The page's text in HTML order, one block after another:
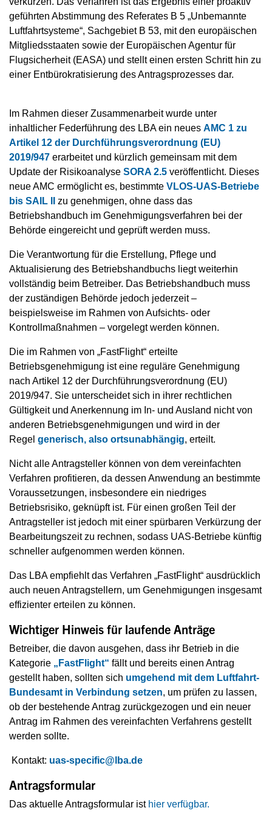
geführten Abstimmung des Referates B 5 „Unbemannte
Luftfahrtsysteme“, Sachgebiet B 53, mit den europäischen
Mitgliedsstaaten sowie der Europäischen Agentur für
Flugsicherheit (EASA) und stellt einen ersten Schritt hin zu
einer Entbürokratisierung des Antragsprozesses dar.
Im Rahmen dieser Zusammenarbeit wurde unter
inhaltlicher Federführung des LBA ein neues AMC 1 zu
Artikel 12 der Durchführungsverordnung (EU)
2019/947 erarbeitet und kürzlich gemeinsam mit dem
Update der Risikoanalyse SORA 2.5 veröffentlicht. Dieses
neue AMC ermöglicht es, bestimmte VLOS-UAS-Betriebe
bis SAIL II
zu genehmigen, ohne dass das
Betriebshandbuch im Genehmigungsverfahren bei der
Behörde eingereicht und geprüft werden muss.
Die Verantwortung für die Erstellung, Pflege und
Aktualisierung des Betriebshandbuchs liegt weiterhin
vollständig beim Betreiber. Das Betriebshandbuch muss
der zuständigen Behörde jedoch jederzeit –
beispielsweise im Rahmen von Aufsichts- oder
Kontrollmaßnahmen – vorgelegt werden können.
Die im Rahmen von „FastFlight“ erteilte
Betriebsgenehmigung ist eine reguläre Genehmigung
nach Artikel 12 der Durchführungsverordnung (EU)
2019/947. Sie unterscheidet sich in ihrer rechtlichen
Gültigkeit und Anerkennung im In- und Ausland nicht von
anderen Betriebsgenehmigungen und wird in der
Regel generisch, also ortsunabhängig, erteilt.
Nicht alle Antragsteller können von dem vereinfachten
Verfahren profitieren, da dessen Anwendung an bestimmte
Voraussetzungen, insbesondere ein niedriges
Betriebsrisiko, geknüpft ist. Für einen großen Teil der
Antragsteller ist jedoch mit einer spürbaren Verkürzung der
Bearbeitungszeit zu rechnen, sodass UAS-Betriebe künftig
schneller aufgenommen werden können.
Das LBA empfiehlt das Verfahren „FastFlight“ ausdrücklich
auch neuen Antragstellern, um Genehmigungen insgesamt
effizienter erteilen zu können.
Wichtiger Hinweis für laufende Anträge
Betreiber, die davon ausgehen, dass ihr Betrieb in die
Kategorie „FastFlight“ fällt und bereits einen Antrag
gestellt haben, sollten sich umgehend mit dem Luftfahrt-
Bundesamt in Verbindung setzen, um prüfen zu lassen,
ob der bestehende Antrag zurückgezogen und ein neuer
Antrag im Rahmen des vereinfachten Verfahrens gestellt
werden sollte.
Kontakt: uas-specific@lba.de
Antragsformular
Das aktuelle Antragsformular ist hier verfügbar.